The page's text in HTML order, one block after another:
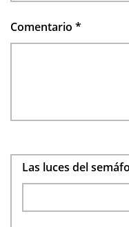
Comentario *
Las luces del